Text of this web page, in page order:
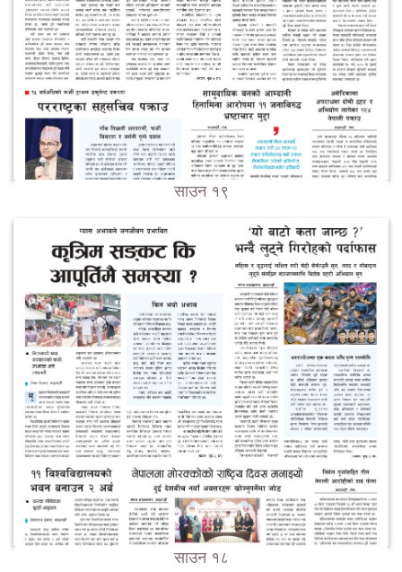
साउन १९
साउन १८